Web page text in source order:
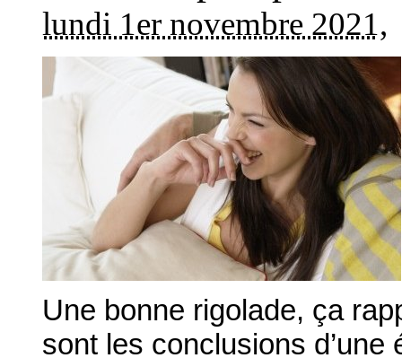
lundi 1er novembre 2021,
Une bonne rigolade, ça
sont les conclusions